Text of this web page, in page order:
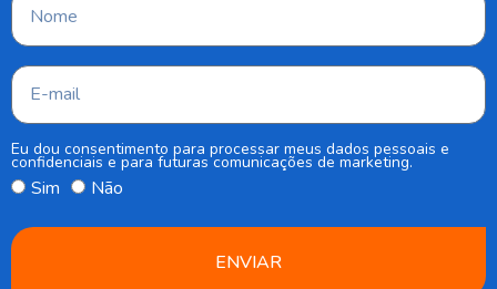
Eu dou consentimento para processar meus dados pessoais e
confidenciais e para futuras comunicações de marketing.
Sim Não
ENVIAR